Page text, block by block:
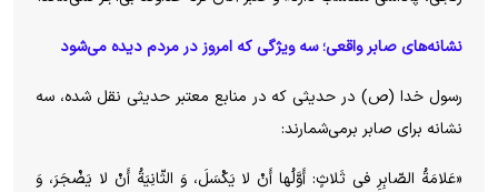
نشانه‌های صابر واقعی؛ سه ویژگی که امروز در مردم دیده می‌شود
رسول خدا (ص) در حدیثی که در منابع معتبر حدیثی نقل شده، سه
نشانه برای صابر برمی‌شمارند:
«عَلامَةُ الصّابِرِ فی ثَلاثٍ: أَوَّلُها أَنْ لا یَکْسَلَ، وَ الثّانِیَةُ أَنْ لا یَضْجَرَ، وَ